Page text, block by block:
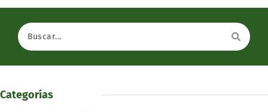
Categorías